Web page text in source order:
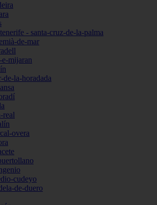
- santa-cruz-de-la-palma
de-mar
mijaran
la-horadada
real
overa
cudeyo
de-duero